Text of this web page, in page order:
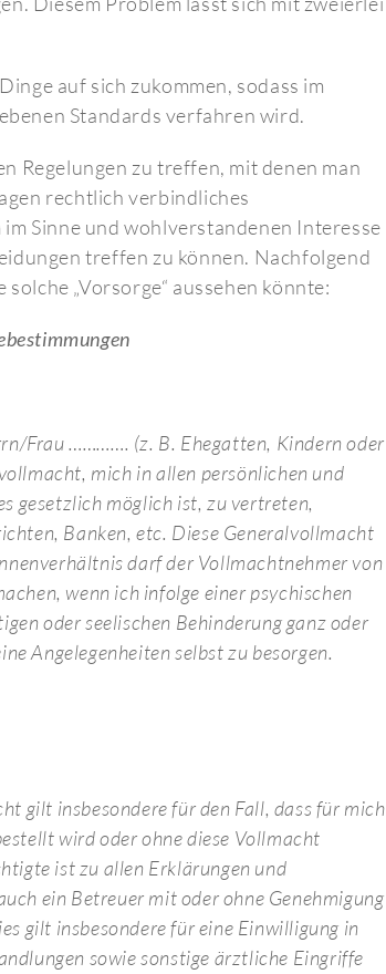
auf sich zukommen, sodass im
Standards verfahren wird.
zu treffen, mit denen man
rechtlich verbindliches
Sinne und wohlverstandenen Interesse
treffen zu können. Nachfolgend
„Vorsorge“ aussehen könnte:
Frau …………. (z. B. Ehegatten, Kindern oder
mich in allen persönlichen und
gesetzlich möglich ist, zu vertreten,
Banken, etc. Diese Generalvollmacht
darf der Vollmachtnehmer von
wenn ich infolge einer psychischen
oder seelischen Behinderung ganz oder
Angelegenheiten selbst zu besorgen.
gilt insbesondere für den Fall, dass für mich
wird oder ohne diese Vollmacht
ist zu allen Erklärungen und
ein Betreuer mit oder ohne Genehmigung
gilt insbesondere für eine Einwilligung in
sowie sonstige ärztliche Eingriffe